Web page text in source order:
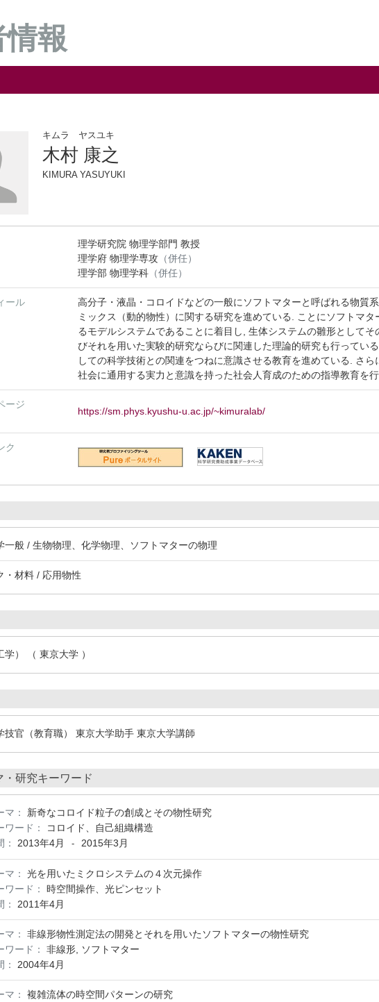
報
キムラ ヤスユキ
木村 康之
KIMURA YASUYUKI
理学研究院 物理学部門 教授
理学府 物理学専攻 （併任）
理学部 物理学科 （併任）
ール
高分子・液晶・コロイドなどの一般にソフトマターと呼ばれる物質
ミックス（動的物性）に関する研究を進めている. ことにソフトマ
るモデルシステムであることに着目し, 生体システムの雛形として
びそれを用いた実験的研究ならびに関連した理論的研究も行ってい
しての科学技術との関連をつねに意識させる教育を進めている. さ
社会に通用する実力と意識を持った社会人育成のための指導教育を行
ージ
https://sm.phys.kyushu-u.ac.jp/~kimuralab/
ク
一般 / 生物物理、化学物理、ソフトマターの物理
・材料 / 応用物性
学） （ 東京大学 ）
技官（教育職） 東京大学助手 東京大学講師
・研究キーワード
マ：
新奇なコロイド粒子の創成とその物性研究
ワード：
コロイド、自己組織構造
2013年4月 - 2015年3月
マ：
光を用いたミクロシステムの４次元操作
ワード：
時空間操作、光ピンセット
2011年4月
マ：
非線形物性測定法の開発とそれを用いたソフトマターの物性研究
ワード：
非線形, ソフトマター
2004年4月
マ：
複雑流体の時空間パターンの研究